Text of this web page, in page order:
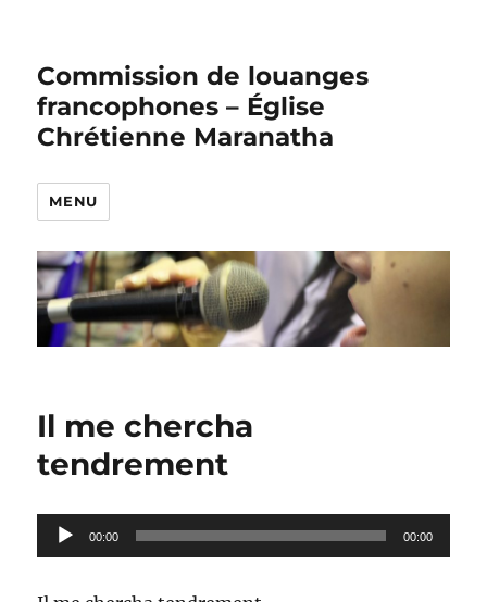
Commission de louanges
francophones – Église
Chrétienne Maranatha
MENU
Il me chercha
tendrement
Lecteur
audio
00:00 00:00